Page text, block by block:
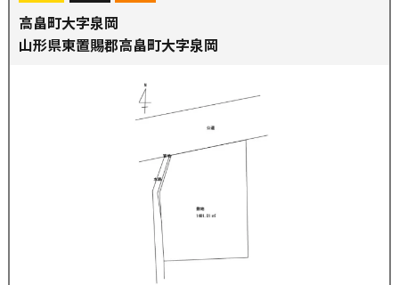
高畠町大字泉岡
山形県東置賜郡高畠町大字泉岡